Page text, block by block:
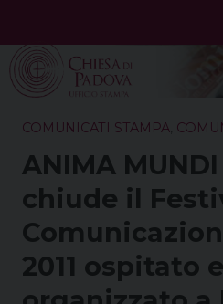
content
COMUNICATI STAMPA
ANIMA
chiude il
2011 ospitato e